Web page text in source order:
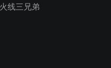
火线三兄弟